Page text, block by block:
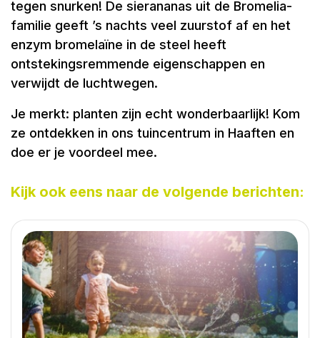
tegen snurken! De sierananas uit de Bromelia-
familie geeft ’s nachts veel zuurstof af en het
enzym bromelaïne in de steel heeft
ontstekingsremmende eigenschappen en
verwijdt de luchtwegen.
Je merkt: planten zijn echt wonderbaarlijk! Kom
ze ontdekken in ons tuincentrum in Haaften en
doe er je voordeel mee.
Kijk ook eens naar de volgende berichten: